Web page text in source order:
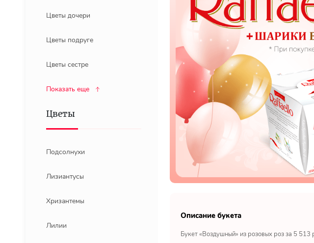
Цветы дочери
Цветы подруге
Цветы сестре
Показать еще
Цветы
Подсолнухи
Лизиантусы
Хризантемы
Лилии
Описание букета
Букет «Воздушный» из розовых роз за 5 513